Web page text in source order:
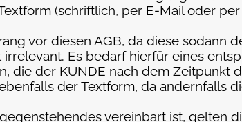
(schriftlich, per E-Mail oder per
vor diesen AGB, da diese sodann
Es bedarf hierfür eines
die der KUNDE nach dem Zeitpunkt
der Textform, da andernfalls
vereinbart ist, gelten